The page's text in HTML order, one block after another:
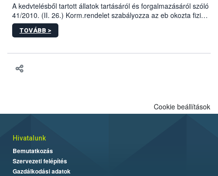
A kedvtelésből tartott állatok tartásáról és forgalmazásáról szóló
41/2010. (II. 26.) Korm.rendelet szabályozza az eb okozta fizikai
sérülés, illetve ennek veszélye keletkezésekor felmerülő
hatósági feladatokat, valamint a veszélyes eb tartását és annak
vonni az ebek viselkedésének megítélésében jártas szakértőt.
TOVÁBB >
Cookie beállítások
Hivatalunk
Bemutatkozás
Szervezeti felépítés
Gazdálkodási adatok